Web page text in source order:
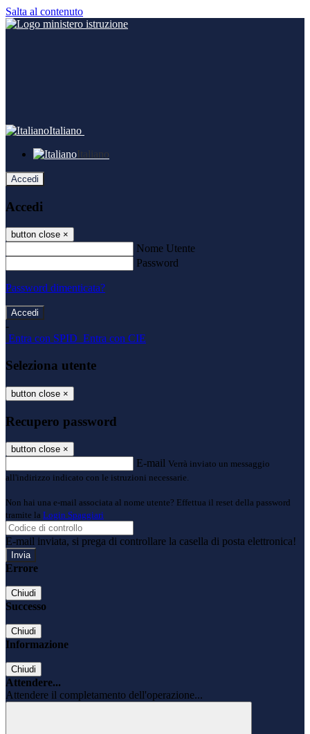
Salta al contenuto
Italiano
Italiano
Accedi
Accedi
button close ×
Nome Utente
Password
Password dimenticata?
-
Entra con SPID Entra con CIE
Seleziona utente
button close ×
Recupero password
button close ×
E-mail Verrà inviato un messaggio
all'indirizzo indicato con le istruzioni necessarie.
Non hai una e-mail associata al nome utente? Effettua il reset della password
tramite la Login Spaggiari
E-mail inviata, si prega di controllare la casella di posta elettronica!
Errore
Chiudi
Successo
Chiudi
Informazione
Chiudi
Attendere...
Attendere il completamento dell'operazione...